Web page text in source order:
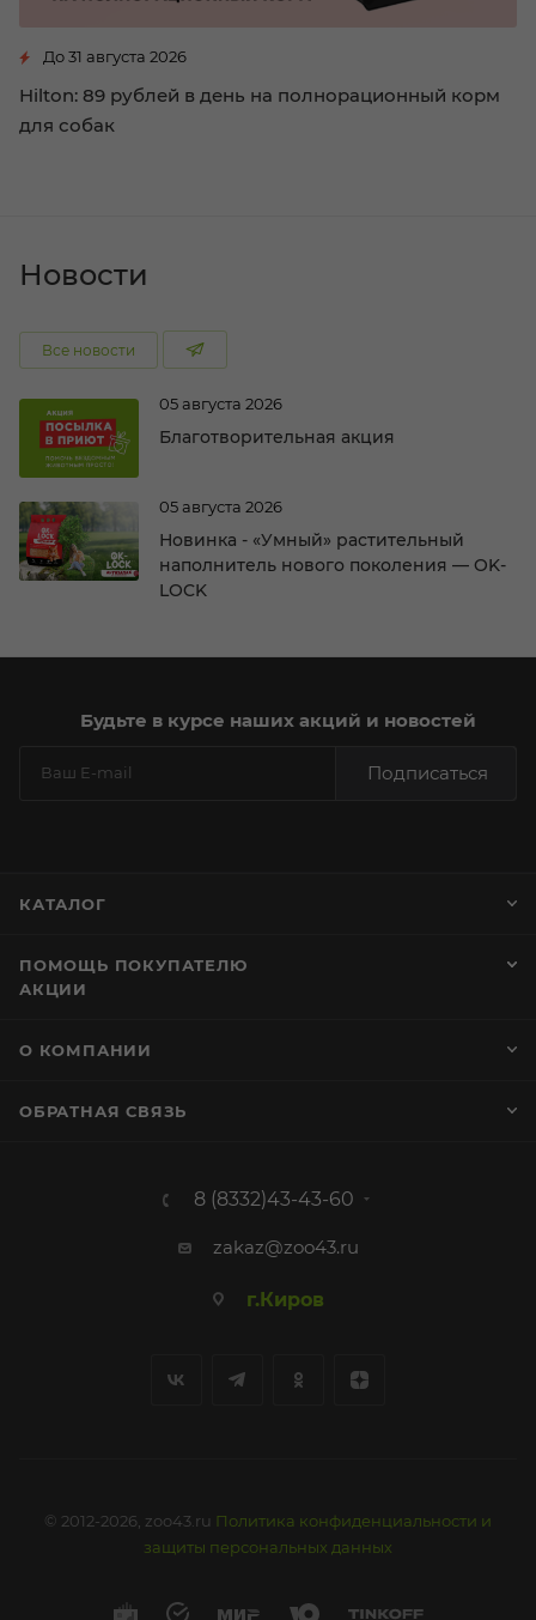
До 31 августа 2026
Hilton: 89 рублей в день на полнорационный корм
для собак
Новости
Все новости
05 августа 2026
Благотворительная акция
05 августа 2026
Новинка - «Умный» растительный
наполнитель нового поколения — OK-
LOCK
Будьте в курсе наших акций и новостей
Подписаться
КАТАЛОГ
ПОМОЩЬ ПОКУПАТЕЛЮ
АКЦИИ
О КОМПАНИИ
ОБРАТНАЯ СВЯЗЬ
8 (8332)43-43-60
zakaz@zoo43.ru
г.Киров
© 2012-2026, zoo43.ru Политика конфиденциальности и
защиты персональных данных